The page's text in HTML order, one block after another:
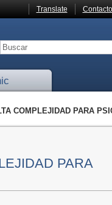
Translate Contacto
COMPLEJIDAD PARA
PARA